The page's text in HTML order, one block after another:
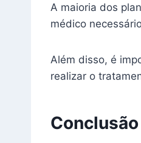
A maioria dos
médico
Além disso, é
realizar o
Conclusão